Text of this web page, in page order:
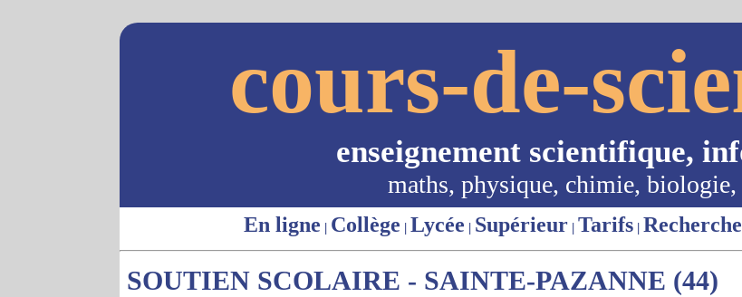
cours-de-
enseignement scientifique,
maths, physique, chimie,
En ligne | Collège | Lycée | Supérieur | Tarifs |
SOUTIEN SCOLAIRE - SAINTE-PAZANNE (44)